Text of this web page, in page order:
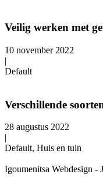
Veilig werken met
10 november 2022
|
Default
Verschillende
28 augustus 2022
|
Default, Huis en tuin
Igoumenitsa Webdesign -